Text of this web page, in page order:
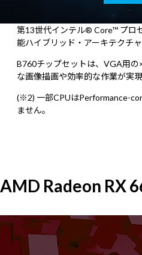
第13世代インテル® Core™ プロ
能ハイブリッド・アーキテクチ
B760チップセットは、VGA用の
な画像描画や効率的な作業が実
(※2) 一部CPUはPerformance-
ません。
AMD Radeon RX